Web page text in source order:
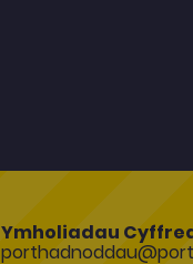
Ymholiadau